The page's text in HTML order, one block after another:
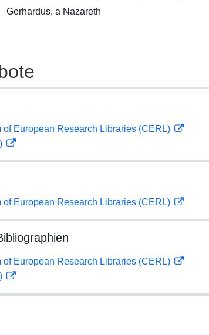
Gerhardus, a Nazareth
European Research Libraries (CERL)
European Research Libraries (CERL)
European Research Libraries (CERL)